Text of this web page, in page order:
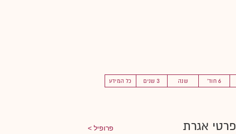
6 חוד' שנה 3 שנים כל המידע
פרטי אגרת פרופיל